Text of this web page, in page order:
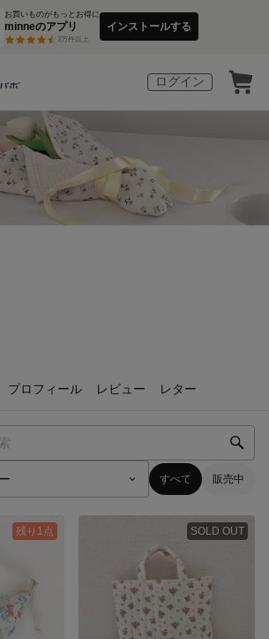
お買いものがもっとお得に
minneのアプリ
3万件以上
インストールする
ログイン
プロフィール レビュー レター
すべて 販売中
残り1点 SOLD OUT